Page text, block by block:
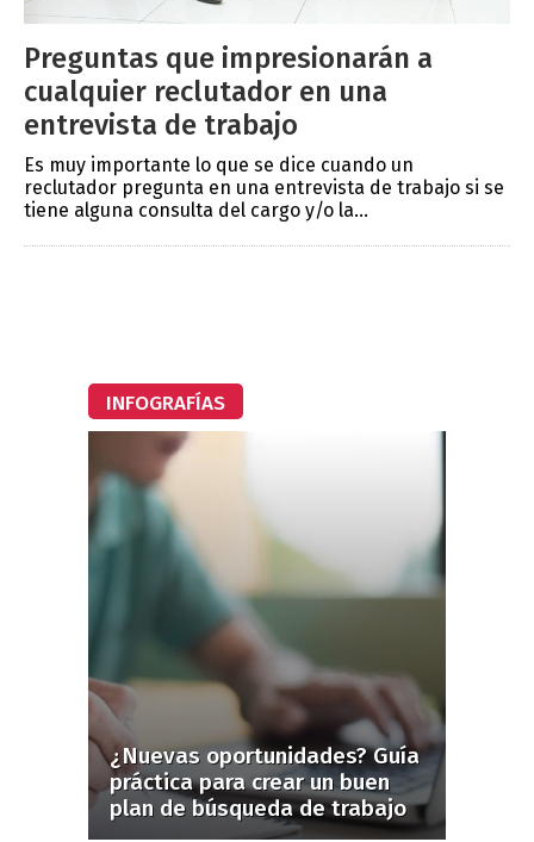
Preguntas que impresionarán a
cualquier reclutador en una
entrevista de trabajo
Es muy importante lo que se dice cuando un
reclutador pregunta en una entrevista de trabajo si se
tiene alguna consulta del cargo y/o la...
INFOGRAFÍAS
¿Nuevas oportunidades? Guía
práctica para crear un buen
plan de búsqueda de trabajo